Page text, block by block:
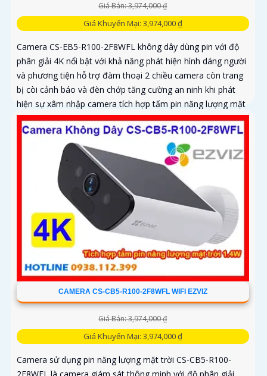
Giá Bán: 3,974,000 ₫
Giá Khuyến Mại: 3,974,000 ₫
Camera CS-EB5-R100-2F8WFL không dây dùng pin với độ
phân giải 4K nổi bật với khả năng phát hiện hình dáng người
và phương tiện hỗ trợ đàm thoại 2 chiều camera còn trang
bị còi cảnh báo và đèn chớp tăng cường an ninh khi phát
hiện sự xâm nhập camera tích hợp tấm pin năng lượng mặt
trời và pin sạc đạt chuẩn IP65 chống nước và bụi giúp hoạt
động bền bỉ trong mọi điều kiện thời tiết.
CAMERA CS-CB5-R100-2F8WFL WIFI EZVIZ
Giá Bán: 3,974,000 ₫
Giá Khuyến Mại: 3,974,000 ₫
Camera sử dụng pin năng lượng mặt trời CS-CB5-R100-